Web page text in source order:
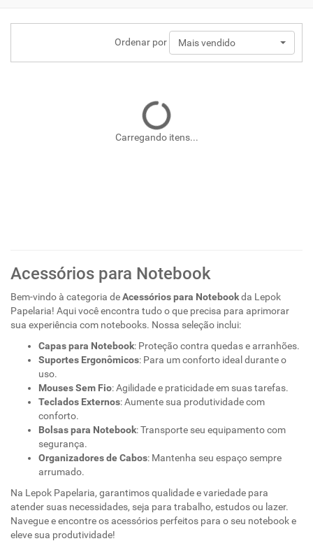
Ordenar por Mais vendido
Carregando itens...
Acessórios para Notebook
Bem-vindo à categoria deAcessórios para Notebookda Lepok
Papelaria! Aqui você encontra tudo o que precisa para aprimorar
sua experiência com notebooks. Nossa seleção inclui:
Capas para Notebook: Proteção contra quedas e arranhões.
Suportes Ergonômicos: Para um conforto ideal durante o
uso.
Mouses Sem Fio: Agilidade e praticidade em suas tarefas.
Teclados Externos: Aumente sua produtividade com
conforto.
Bolsas para Notebook: Transporte seu equipamento com
segurança.
Organizadores de Cabos: Mantenha seu espaço sempre
arrumado.
Na Lepok Papelaria, garantimos qualidade e variedade para
atender suas necessidades, seja para trabalho, estudos ou lazer.
Navegue e encontre os acessórios perfeitos para o seu notebook e
eleve sua produtividade!